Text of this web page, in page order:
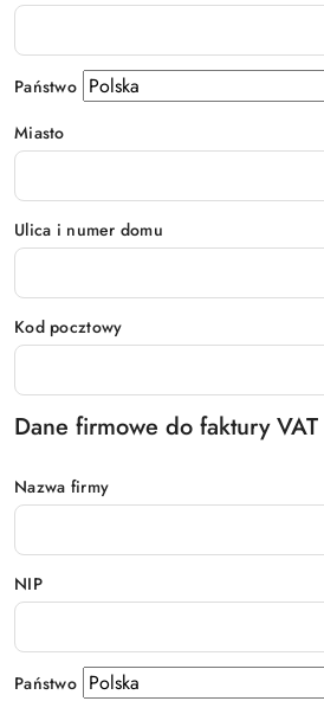
Państwo
Miasto
Ulica i numer domu
Kod pocztowy
Dane firmowe do faktury VAT
Nazwa firmy
NIP
Państwo